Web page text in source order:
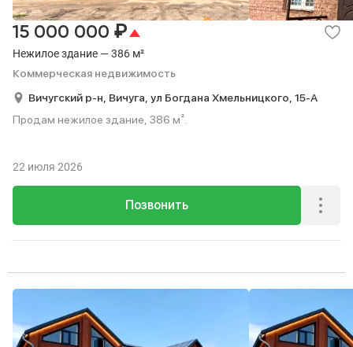
Нежилое здание — 386 м²
Коммерческая недвижимость
15 000 000 ₽
Вичугский р-н, Вичуга, ул Богдана Хмельницкого, 15-А
Продам нежилое здание, 386 м².
Позвонить
22 июля 2026